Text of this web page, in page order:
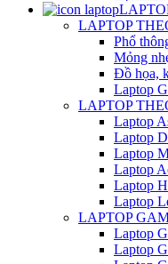
LAPTOP
Phổ
Mỏng
Đồ họa,
Laptop
LAPTOP
Laptop
Laptop
Laptop
Laptop
Laptop
Laptop
LAPTOP
Laptop
Laptop